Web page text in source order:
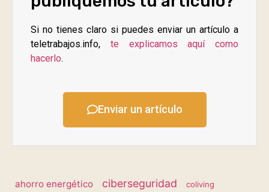
Si no tienes claro si puedes enviar un artículo a
teletrabajos.info, te explicamos aquí como
hacerlo.
Enviar un artículo
ahorro energético ciberseguridad
coliving